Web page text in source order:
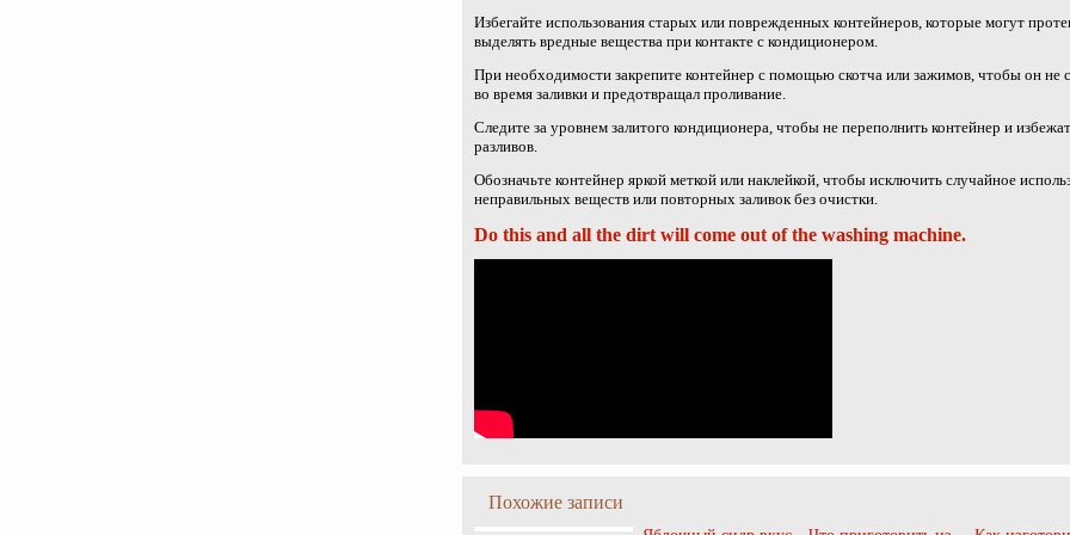
Избегайте использования старых или поврежденных контейнеров, которые могут
выделять вредные вещества при контакте с кондиционером.
При необходимости закрепите контейнер с помощью скотча или зажимов, чтобы он не
во время заливки и предотвращал проливание.
Следите за уровнем залитого кондиционера, чтобы не переполнить контейнер и
разливов.
Обозначьте контейнер яркой меткой или наклейкой, чтобы исключить случайное
неправильных веществ или повторных заливок без очистки.
Do this and all the dirt will come out of the washing machine.
Похожие записи